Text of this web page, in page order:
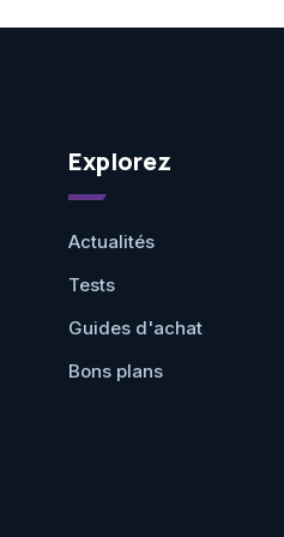
Explorez
Actualités
Tests
Guides d'achat
Bons plans